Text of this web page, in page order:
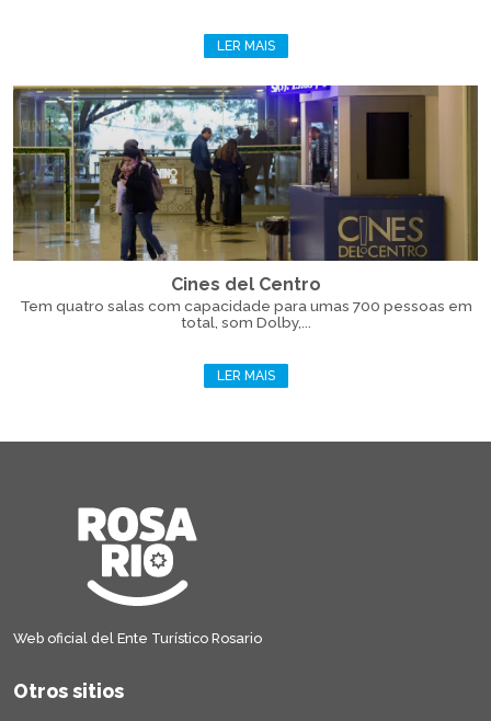
LER MAIS
Cines del Centro
Tem quatro salas com capacidade para umas 700 pessoas em
total, som Dolby,...
LER MAIS
Web oficial del Ente Turístico Rosario
Otros sitios